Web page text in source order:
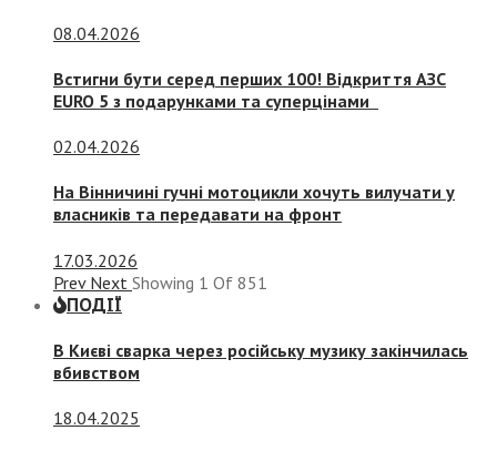
08.04.2026
Встигни бути серед перших 100! Відкриття АЗС
EURO 5 з подарунками та суперцінами
02.04.2026
На Вінничині гучні мотоцикли хочуть вилучати у
власників та передавати на фронт
17.03.2026
Prev Next Showing 1 Of 851
ПОДІЇ
В Києві сварка через російську музику закінчилась
вбивством
18.04.2025